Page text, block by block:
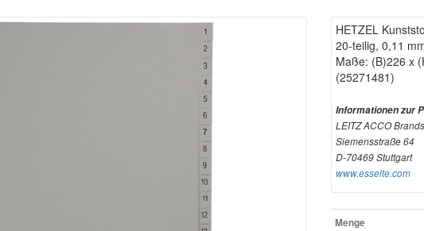
HETZEL
20-teilig, 0,11
Maße: (B)226 x
(25271481)
Informationen zur
LEITZ ACCO
Siemensstraße 64
D-70469 Stuttgart
www.esselte.com
Menge